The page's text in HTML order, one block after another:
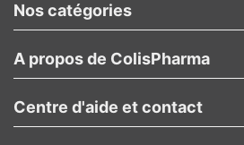
Nos catégories
A propos de ColisPharma
Centre d'aide et contact